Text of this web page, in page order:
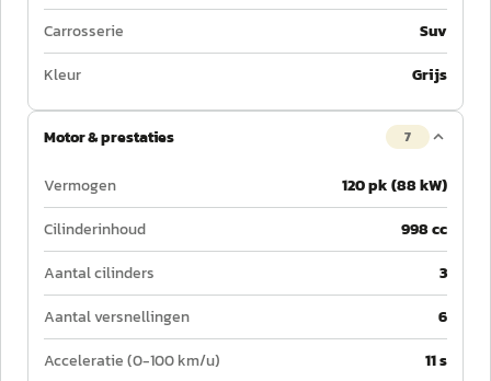
Carrosserie
Suv
Kleur
Grijs
Motor & prestaties 7
Vermogen
120 pk (88 kW)
Cilinderinhoud
998 cc
Aantal cilinders
3
Aantal versnellingen
6
Acceleratie (0-100 km/u)
11 s